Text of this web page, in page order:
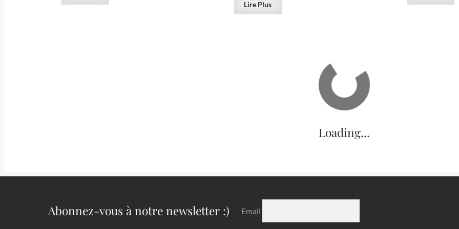
Lire Plus
Nickelgymnit (Antigorite, Garniérite),
Neu-Seeland (Nouvelle-Zélande).
Quartz var. Améthyste, Artigas,
Uruguay.